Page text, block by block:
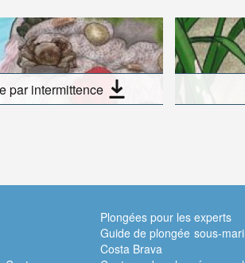
par intermittence
Plongées pour les experts
Guide de plongée sous-
Costa Brava